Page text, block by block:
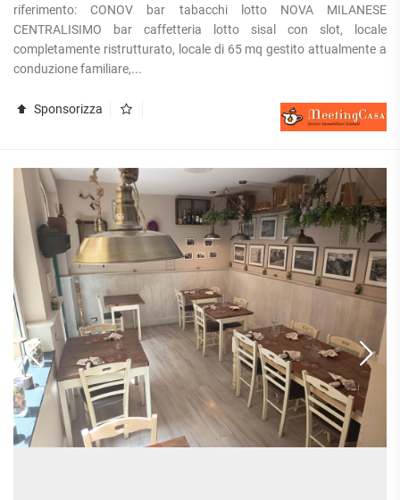
riferimento: CONOV bar tabacchi lotto NOVA MILANESE
CENTRALISIMO bar caffetteria lotto sisal con slot, locale
completamente ristrutturato, locale di 65 mq gestito attualmente a
conduzione familiare,...
Sponsorizza